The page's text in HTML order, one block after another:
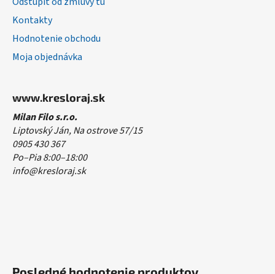
Kontakty
Hodnotenie obchodu
Moja objednávka
www.kresloraj.sk
Milan Filo s.r.o.
Liptovský Ján, Na ostrove 57/15
0905 430 367
Po–Pia 8:00–18:00
info@kresloraj.sk